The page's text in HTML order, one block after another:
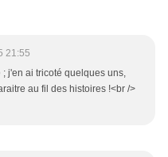
21:55
; j'en ai tricoté quelques uns,
au fil des histoires !<br />